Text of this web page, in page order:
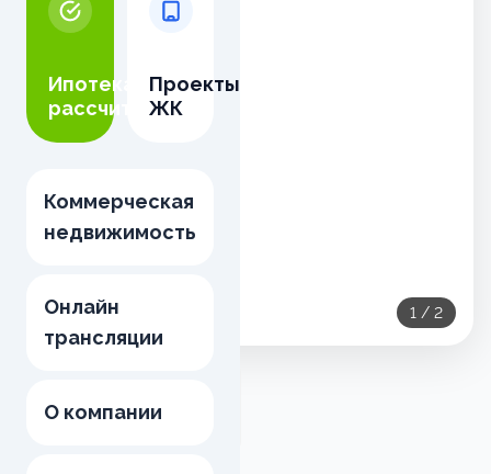
Ипотека
рассчитать
Проекты
ЖК
Коммерческая
недвижимость
Онлайн
трансляции
О компании
1 / 2